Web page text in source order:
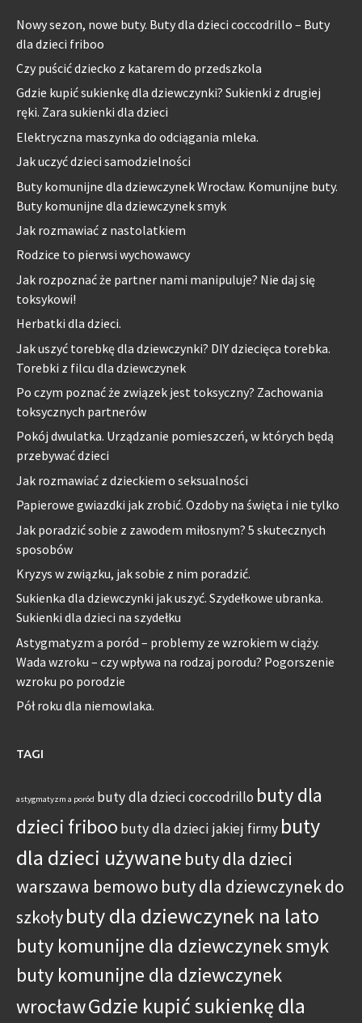
Nowy sezon, nowe buty. Buty dla dzieci coccodrillo – Buty
dla dzieci friboo
Czy puścić dziecko z katarem do przedszkola
Gdzie kupić sukienkę dla dziewczynki? Sukienki z drugiej
ręki. Zara sukienki dla dzieci
Elektryczna maszynka do odciągania mleka.
Jak uczyć dzieci samodzielności
Buty komunijne dla dziewczynek Wrocław. Komunijne buty.
Buty komunijne dla dziewczynek smyk
Jak rozmawiać z nastolatkiem
Rodzice to pierwsi wychowawcy
Jak rozpoznać że partner nami manipuluje? Nie daj się
toksykowi!
Herbatki dla dzieci.
Jak uszyć torebkę dla dziewczynki? DIY dziecięca torebka.
Torebki z filcu dla dziewczynek
Po czym poznać że związek jest toksyczny? Zachowania
toksycznych partnerów
Pokój dwulatka. Urządzanie pomieszczeń, w których będą
przebywać dzieci
Jak rozmawiać z dzieckiem o seksualności
Papierowe gwiazdki jak zrobić. Ozdoby na święta i nie tylko
Jak poradzić sobie z zawodem miłosnym? 5 skutecznych
sposobów
Kryzys w związku, jak sobie z nim poradzić.
Sukienka dla dziewczynki jak uszyć. Szydełkowe ubranka.
Sukienki dla dzieci na szydełku
Astygmatyzm a poród – problemy ze wzrokiem w ciąży.
Wada wzroku – czy wpływa na rodzaj porodu? Pogorszenie
wzroku po porodzie
Pół roku dla niemowlaka.
TAGI
astygmatyzm a poród buty dla dzieci coccodrillo buty dla
dzieci friboo buty dla dzieci jakiej firmy buty
dla dzieci używane buty dla dzieci
warszawa bemowo buty dla dziewczynek do
szkołybuty dla dziewczynek na lato
buty komunijne dla dziewczynek smyk
buty komunijne dla dziewczynek
wrocławGdzie kupić sukienkę dla